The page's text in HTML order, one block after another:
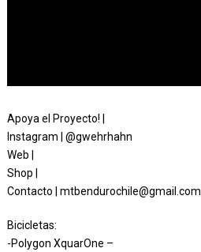
Apoya el Proyecto! |
Instagram | @gwehrhahn
Web |
Shop |
Contacto | mtbendurochile@gmail.com
Bicicletas:
-Polygon XquarOne –